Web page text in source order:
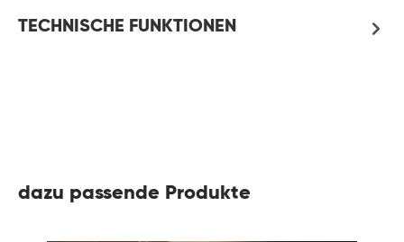
TECHNISCHE FUNKTIONEN
dazu passende Produkte